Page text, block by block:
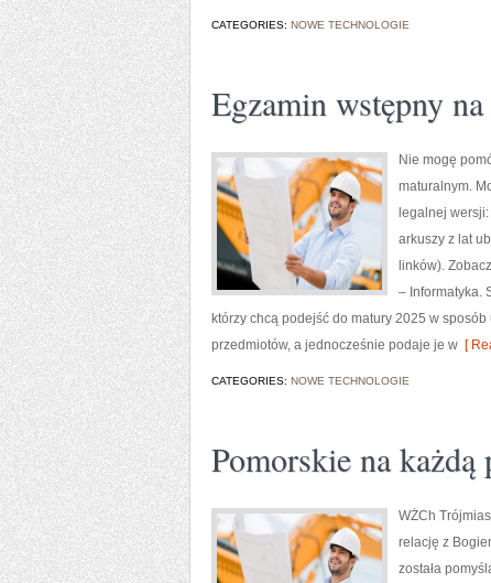
CATEGORIES: NOWE TECHNOLOGIE
Egzamin wstępny
Nie mogę
maturalnym.
legalnej
arkuszy z lat
linków).
– Informatyka.
którzy chcą podejść do matury 2025 w
przedmiotów, a jednocześnie podaje je w [
CATEGORIES: NOWE TECHNOLOGIE
Pomorskie na każdą
WŻCh
relację z
została